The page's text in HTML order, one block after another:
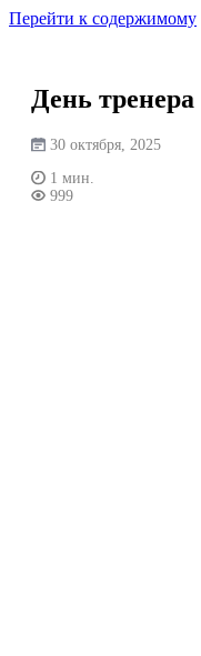
Перейти к содержимому
День тренера
30 октября, 2025
1 мин.
999